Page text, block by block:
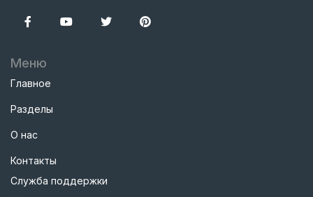
Меню
Главное
Разделы
О нас
Контакты
Служба поддержки